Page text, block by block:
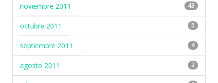
noviembre 2011 43
octubre 2011 5
septiembre 2011 4
agosto 2011 2